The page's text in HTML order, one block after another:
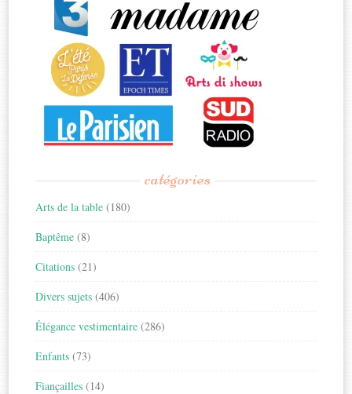
catégories
Arts de la table (180)
Baptême (8)
Citations (21)
Divers sujets (406)
Élégance vestimentaire (286)
Enfants (73)
Fiançailles (14)